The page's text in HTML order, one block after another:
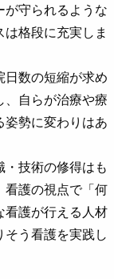
が守られるような
格段に充実しま
日数の短縮が求め
、自らが治療や療
姿勢に変わりはあ
・技術の修得はも
看護の視点で「何
看護が行える人材
そう看護を実践し